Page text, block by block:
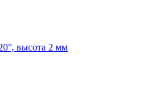
высота 2 мм